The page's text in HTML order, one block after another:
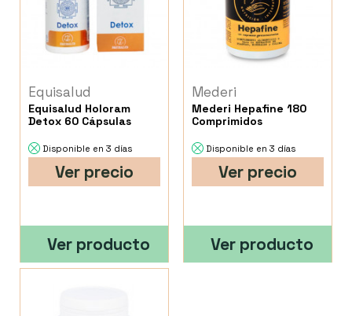
Equisalud
Equisalud Holoram
Detox 60 Cápsulas
Disponible en 3 días
Ver precio
Ver producto
Mederi
Mederi Hepafine 180
Comprimidos
Disponible en 3 días
Ver precio
Ver producto